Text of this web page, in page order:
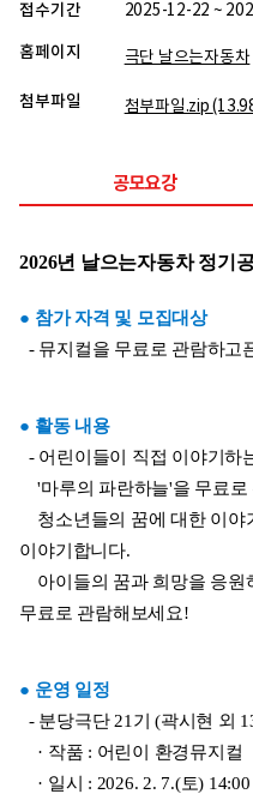
접수기간 2025-12-22 ~
홈페이지 극단 날으는자동차
첨부파일 첨부파일.zip
공모요강
2026년 날으는자동차 정기
● 참가 자격 및 모집대상
- 뮤지컬을 무료로 관람하고
● 활동 내용
- 어린이들이 직접 이야기하
'마루의 파란하늘'을 무료로
청소년들의 꿈에 대한 이야
이야기합니다.
아이들의 꿈과 희망을 응원
무료로 관람해보세요!
● 운영 일정
- 분당극단 21기 (곽시현 외
· 작품 : 어린이 환경뮤지컬
· 일시 : 2026. 2. 7.(토)